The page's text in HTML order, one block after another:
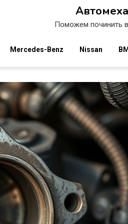
Поможем починить
Mercedes-Benz Nissan